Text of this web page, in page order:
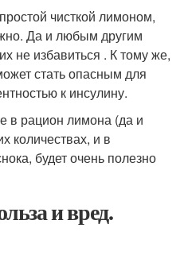
чисткой лимоном,
Да и любым другим
не избавиться . К тому же,
стать опасным для
к инсулину.
в рацион лимона (да и
количествах, и в
будет очень полезно
и вред.